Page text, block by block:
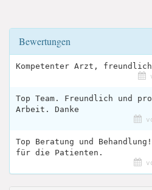
Bewertungen
Kompetenter Arzt,
Top Team. Freundlich und
Arbeit. Danke
Top Beratung und
für die Patienten.